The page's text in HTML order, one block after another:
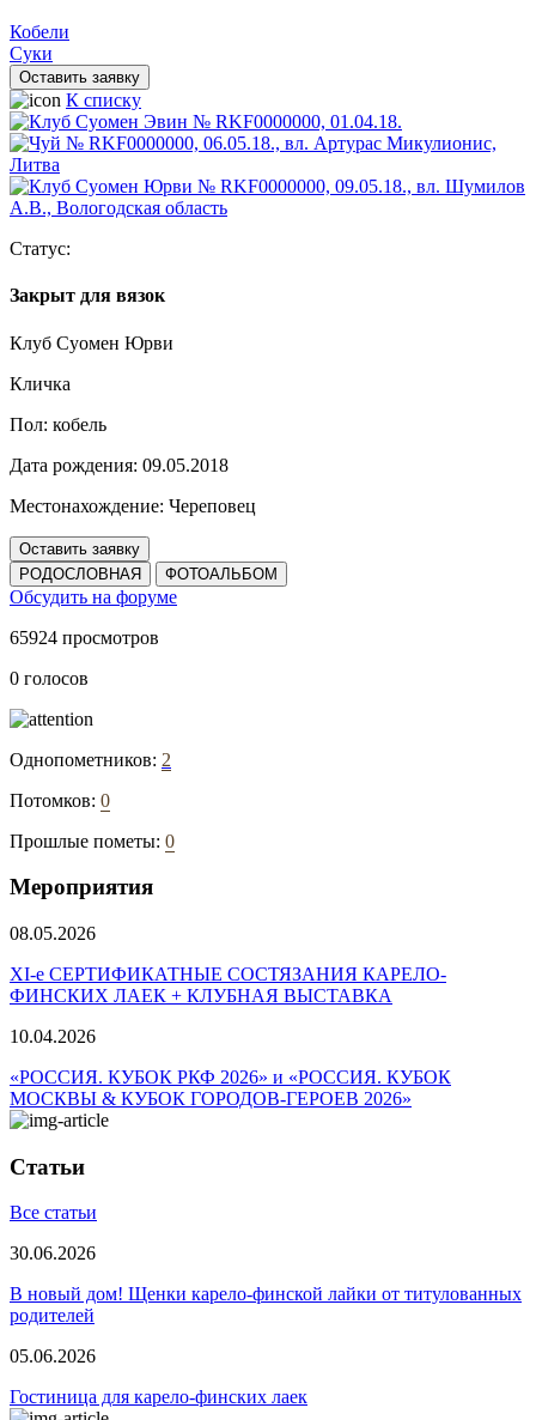
Кобели
Суки
Оставить заявку
К списку
Статус:
Закрыт для вязок
Клуб Суомен Юрви
Кличка
Пол: кобель
Дата рождения: 09.05.2018
Местонахождение: Череповец
Оставить заявку
РОДОСЛОВНАЯ
ФОТОАЛЬБОМ
Обсудить на форуме
65924 просмотров
0 голосов
Однопометников: 2
Потомков: 0
Прошлые пометы: 0
Мероприятия
08.05.2026
ХI-е СЕРТИФИКАТНЫЕ СОСТЯЗАНИЯ КАРЕЛО-
ФИНСКИХ ЛАЕК + КЛУБНАЯ ВЫСТАВКА
10.04.2026
«РОССИЯ. КУБОК РКФ 2026» и «РОССИЯ. КУБОК
МОСКВЫ & КУБОК ГОРОДОВ-ГЕРОЕВ 2026»
Статьи
Все статьи
30.06.2026
В новый дом! Щенки карело-финской лайки от титулованных
родителей
05.06.2026
Гостиница для карело-финских лаек